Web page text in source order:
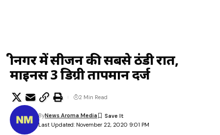
श्रीनगर में सीजन की सबसे ठंडी रात,
माइनस 3 डिग्री तापमान दर्ज
Last Updated: November 22, 2020 9:01 PM
ByNews Aroma Media
2 Min Read